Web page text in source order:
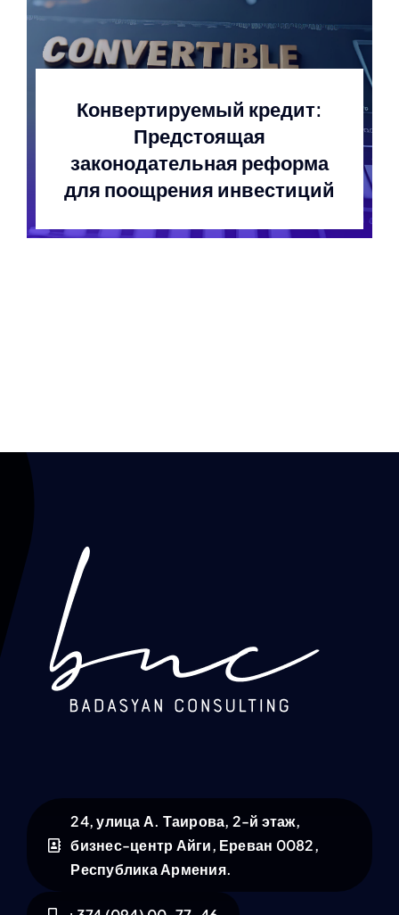
Конвертируемый кредит:
Предстоящая
законодательная реформа
для поощрения инвестиций
24, улица А. Таирова, 2-й этаж,
бизнес-центр Айги, Ереван 0082,
Республика Армения.